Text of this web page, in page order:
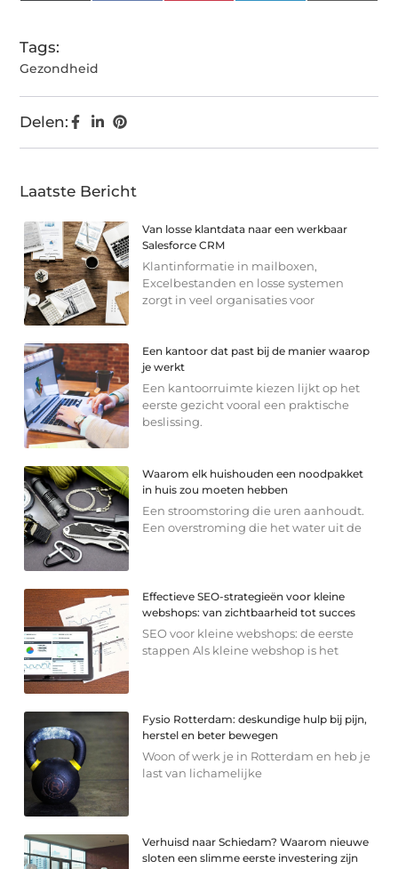
Tags:
Gezondheid
Delen:
Laatste Bericht
Van losse klantdata naar een werkbaar
Salesforce CRM
Klantinformatie in mailboxen,
Excelbestanden en losse systemen
zorgt in veel organisaties voor
Een kantoor dat past bij de manier waarop
je werkt
Een kantoorruimte kiezen lijkt op het
eerste gezicht vooral een praktische
beslissing.
Waarom elk huishouden een noodpakket
in huis zou moeten hebben
Een stroomstoring die uren aanhoudt.
Een overstroming die het water uit de
Effectieve SEO-strategieën voor kleine
webshops: van zichtbaarheid tot succes
SEO voor kleine webshops: de eerste
stappen Als kleine webshop is het
Fysio Rotterdam: deskundige hulp bij pijn,
herstel en beter bewegen
Woon of werk je in Rotterdam en heb je
last van lichamelijke
Verhuisd naar Schiedam? Waarom nieuwe
sloten een slimme eerste investering zijn